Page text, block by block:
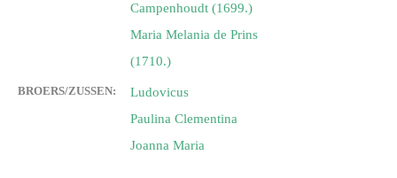
Campenhoudt (1699.)
Maria Melania de Prins
(1710.)
BROERS/ZUSSEN:
Ludovicus
Paulina Clementina
Joanna Maria